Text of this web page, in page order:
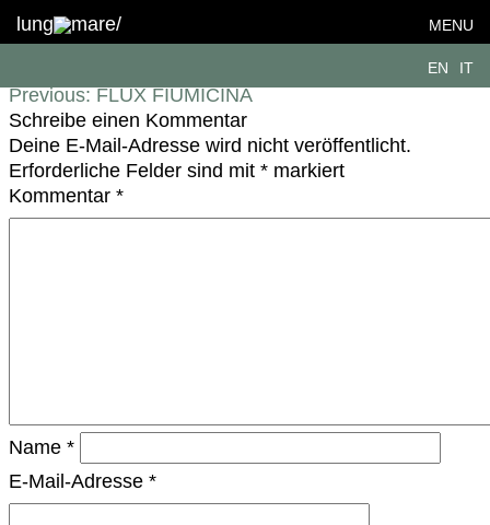
lung mare/ MENU
EN IT
LM-Coop_FLUX_Workshops9_NEU
Previous: FLUX FIUMICINA
Schreibe einen Kommentar
Deine E-Mail-Adresse wird nicht veröffentlicht.
Erforderliche Felder sind mit *markiert
Kommentar *
Name *
E-Mail-Adresse *